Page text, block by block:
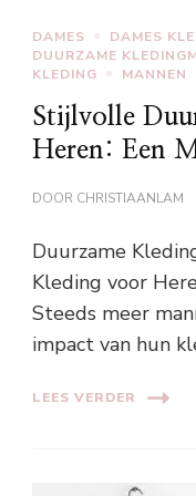
DAMES DAMES
DUURZAME
KLEDING
MANNEN
Stijlvolle
Heren: Een
DOOR CHRISTIAANLAM
Duurzame
Kleding voor
Steeds meer
impact van hun
LEES VERDER